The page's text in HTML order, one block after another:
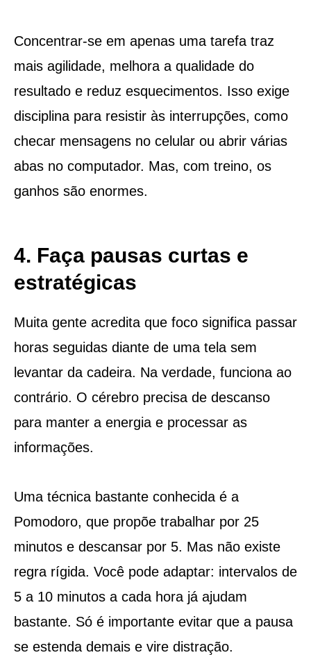
Concentrar-se em apenas uma tarefa traz
mais agilidade, melhora a qualidade do
resultado e reduz esquecimentos. Isso exige
disciplina para resistir às interrupções, como
checar mensagens no celular ou abrir várias
abas no computador. Mas, com treino, os
ganhos são enormes.
4. Faça pausas curtas e
estratégicas
Muita gente acredita que foco significa passar
horas seguidas diante de uma tela sem
levantar da cadeira. Na verdade, funciona ao
contrário. O cérebro precisa de descanso
para manter a energia e processar as
informações.
Uma técnica bastante conhecida é a
Pomodoro, que propõe trabalhar por 25
minutos e descansar por 5. Mas não existe
regra rígida. Você pode adaptar: intervalos de
5 a 10 minutos a cada hora já ajudam
bastante. Só é importante evitar que a pausa
se estenda demais e vire distração.